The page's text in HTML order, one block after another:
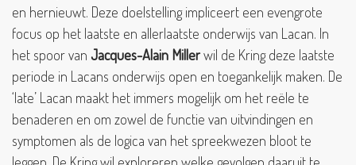
en hernieuwt. Deze doelstelling impliceert een evengrote
focus op het laatste en allerlaatste onderwijs van Lacan. In
het spoor van Jacques-Alain Millerwil de Kring deze laatste
periode in Lacans onderwijs open en toegankelijk maken. De
‘late’ Lacan maakt het immers mogelijk om het reële te
benaderen en om zowel de functie van uitvindingen en
symptomen als de logica van het spreekwezen bloot te